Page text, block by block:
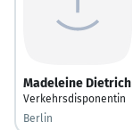
Madeleine Dietrich
Verkehrsdisponentin
Berlin